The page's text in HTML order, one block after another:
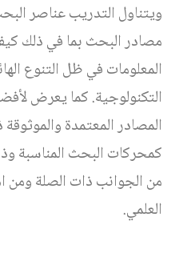
ويتناول التدريب عناصر
مصادر البحث بما في ذلك
المعلومات في ظل التنوع
التكنولوجية. كما يعرض
المصادر المعتمدة
كمحركات البحث المناسبة
من الجوانب ذات الصلة ومن
العلمي.